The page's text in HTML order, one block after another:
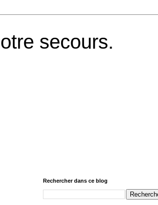
secours.
Rechercher dans ce blog